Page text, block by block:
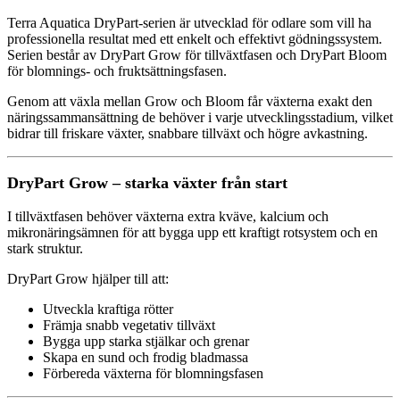
Terra Aquatica DryPart-serien är utvecklad för odlare som vill ha
professionella resultat med ett enkelt och effektivt gödningssystem.
Serien består av DryPart Grow för tillväxtfasen och DryPart Bloom
för blomnings- och fruktsättningsfasen.
Genom att växla mellan Grow och Bloom får växterna exakt den
näringssammansättning de behöver i varje utvecklingsstadium, vilket
bidrar till friskare växter, snabbare tillväxt och högre avkastning.
DryPart Grow – starka växter från start
I tillväxtfasen behöver växterna extra kväve, kalcium och
mikronäringsämnen för att bygga upp ett kraftigt rotsystem och en
stark struktur.
DryPart Grow hjälper till att:
Utveckla kraftiga rötter
Främja snabb vegetativ tillväxt
Bygga upp starka stjälkar och grenar
Skapa en sund och frodig bladmassa
Förbereda växterna för blomningsfasen